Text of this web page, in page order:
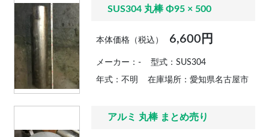
SUS304 丸棒 Φ95 × 500
本体価格（税込） 6,600円
メーカー：- 型式：SUS304
年式：不明 在庫場所：愛知県名古屋市
アルミ 丸棒 まとめ売り